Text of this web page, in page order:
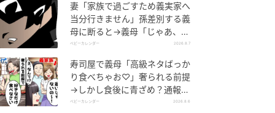
妻「家族で過ごすため義実家へ
当分行きません」孫差別する義
母に断ると→義母「じゃあ、私
は…」妻絶句＜こどおじ義兄＞
ベビーカレンダー 2026.8.7
寿司屋で義母「高級ネタばっか
り食べちゃお♡」奢られる前提
→しかし食後に青ざめ？通報さ
れ警察沙汰！
ベビーカレンダー 2026.8.6